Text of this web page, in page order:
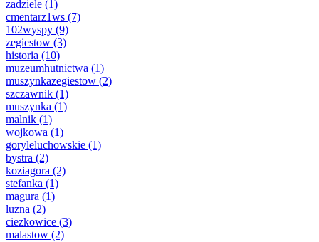
zadziele (1)
cmentarz1ws (7)
102wyspy (9)
zegiestow (3)
historia (10)
muzeumhutnictwa (1)
muszynkazegiestow (2)
szczawnik (1)
muszynka (1)
malnik (1)
wojkowa (1)
goryleluchowskie (1)
bystra (2)
koziagora (2)
stefanka (1)
magura (1)
luzna (2)
ciezkowice (3)
malastow (2)